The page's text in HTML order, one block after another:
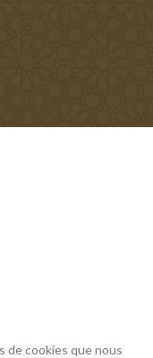
de cookies que nous